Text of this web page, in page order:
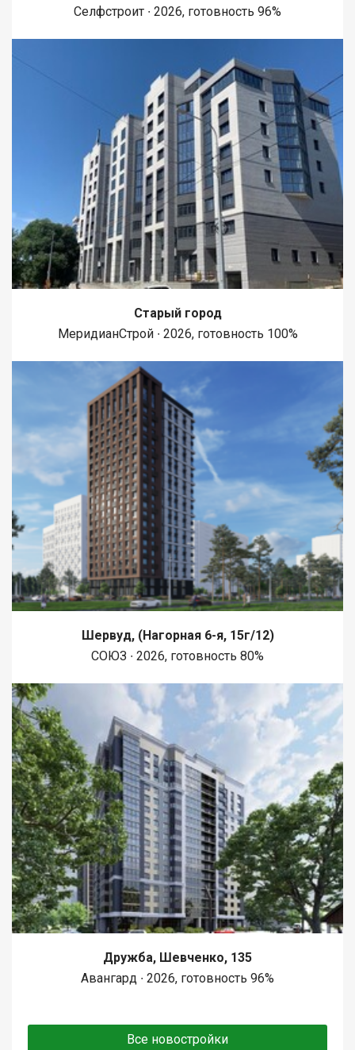
Селфстроит ∙ 2026, готовность 96%
Старый город
МеридианСтрой ∙ 2026, готовность 100%
Шервуд, (Нагорная 6-я, 15г/12)
СОЮЗ ∙ 2026, готовность 80%
Дружба, Шевченко, 135
Авангард ∙ 2026, готовность 96%
Все новостройки